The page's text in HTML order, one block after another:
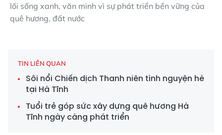
lối sống xanh, văn minh vì sự phát triển bền vững của
quê hương, đất nước
TIN LIÊN QUAN
Sôi nổi Chiến dịch Thanh niên tình nguyện hè
tại Hà Tĩnh
Tuổi trẻ góp sức xây dựng quê hương Hà
Tĩnh ngày càng phát triển